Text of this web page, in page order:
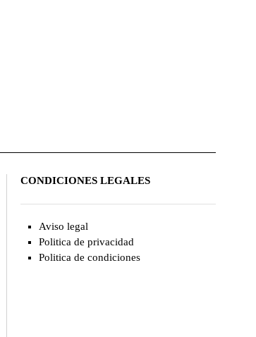
CONDICIONES LEGALES
Aviso legal
Politica de privacidad
Politica de condiciones